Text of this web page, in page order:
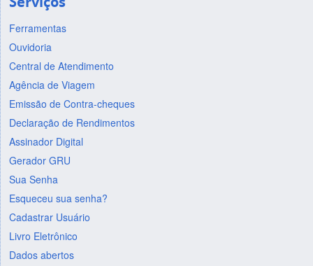
Ferramentas
Ouvidoria
Central de Atendimento
Agência de Viagem
Emissão de Contra-cheques
Declaração de Rendimentos
Assinador Digital
Gerador GRU
Sua Senha
Esqueceu sua senha?
Cadastrar Usuário
Livro Eletrônico
Dados abertos